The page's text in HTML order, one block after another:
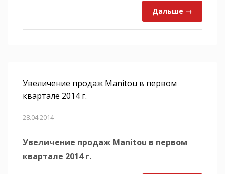
Дальше →
Увеличение продаж Manitou в первом
квартале 2014 г.
28.04.2014
Увеличение продаж Manitou в первом
квартале 2014 г.